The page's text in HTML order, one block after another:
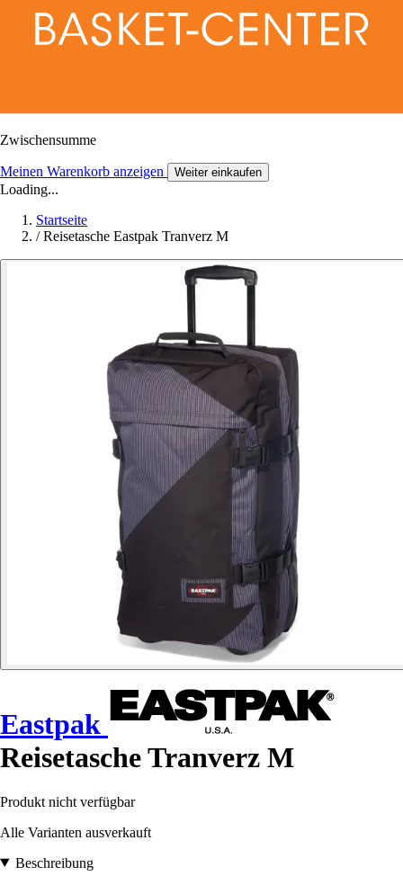
Zwischensumme
Meinen Warenkorb anzeigen Weiter einkaufen
Loading...
Startseite
/ Reisetasche Eastpak Tranverz M
Eastpak
Reisetasche Tranverz M
Produkt nicht verfügbar
Alle Varianten ausverkauft
Beschreibung